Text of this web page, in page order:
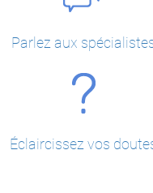
Parlez aux
Éclaircissez vos